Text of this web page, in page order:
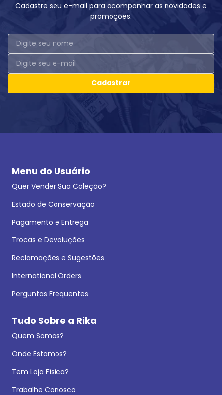
Cadastre seu e-mail para acompanhar as novidades e
promoções.
Cadastrar
Menu do Usuário
Quer Vender Sua Coleção?
Estado de Conservação
Pagamento e Entrega
Trocas e Devoluções
Reclamações e Sugestões
International Orders
Perguntas Frequentes
Tudo Sobre a Rika
Quem Somos?
Onde Estamos?
Tem Loja Física?
Trabalhe Conosco